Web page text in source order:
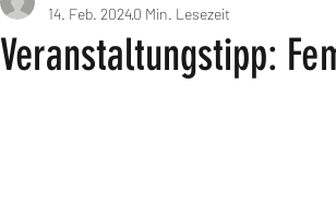
Veranstaltungstipp:
14. Feb. 20240 Min. Lesezeit